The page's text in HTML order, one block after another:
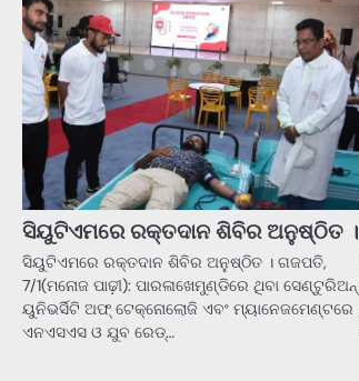
ସିୟୁଟିଏମରେ ରକ୍ତଦାନ ଶିବିର ଅନୁଷ୍ଠିତ ।
ସିୟୁଟିଏମରେ ରକ୍ତଦାନ ଶିବିର ଅନୁଷ୍ଠିତ । ଗଜପତି,
7/1(ମନୋଜ ପାଢ଼ୀ): ପାରଳାଖେମୁଣ୍ଡିରେ ଥିବା ସେଣ୍ଟୁରିଅନ୍
ୟୁନିଭର୍ସିଟି ଅଫ୍ ଟେକ୍ନୋଲୋଜି ଏବଂ ମ୍ୟାନେଜମେଣ୍ଟରେ
ଏନଏସଏସ ଓ ଯୁବ ରେଡ୍…